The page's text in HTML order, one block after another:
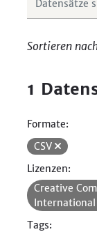
Sortieren
1
Formate:
CSV
Lizenzen:
Creative
International
Tags: